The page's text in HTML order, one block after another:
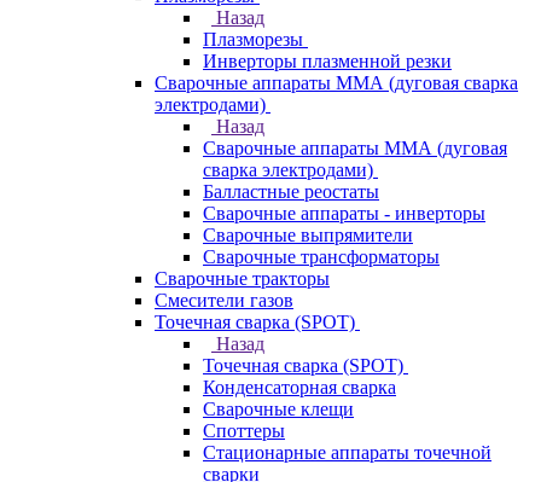
Назад
Плазморезы
Инверторы плазменной резки
Сварочные аппараты ММА (дуговая сварка
электродами)
Назад
Сварочные аппараты ММА (дуговая
сварка электродами)
Балластные реостаты
Сварочные аппараты - инверторы
Сварочные выпрямители
Сварочные трансформаторы
Сварочные тракторы
Смесители газов
Точечная сварка (SPOT)
Назад
Точечная сварка (SPOT)
Конденсаторная сварка
Сварочные клещи
Споттеры
Стационарные аппараты точечной
сварки